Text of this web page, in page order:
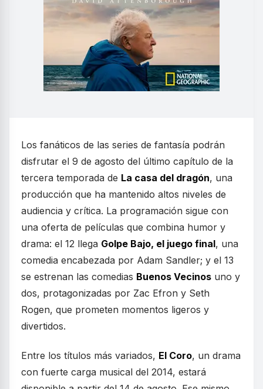
Los fanáticos de las series de fantasía podrán
disfrutar el 9 de agosto del último capítulo de la
tercera temporada de La casa del dragón, una
producción que ha mantenido altos niveles de
audiencia y crítica. La programación sigue con
una oferta de películas que combina humor y
drama: el 12 llega Golpe Bajo, el juego final, una
comedia encabezada por Adam Sandler; y el 13
se estrenan las comedias Buenos Vecinos uno y
dos, protagonizadas por Zac Efron y Seth
Rogen, que prometen momentos ligeros y
divertidos.
Entre los títulos más variados, El Coro, un drama
con fuerte carga musical del 2014, estará